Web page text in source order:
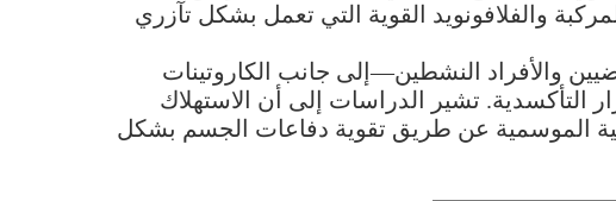
والفلافونويد القوية التي تعمل بشكل تآزري
العالي من البروتين (حتى 35%)—وهو مثالي للرياضيين والأفراد النشطين—إلى جانب الكاروتينات
التأكسدية. تشير الدراسات إلى أن الاستهلاك
الموسمية عن طريق تقوية دفاعات الجسم بشكل